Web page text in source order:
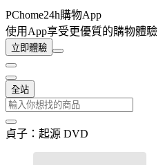
PChome24h購物App
使用App享受更優質的購物體驗
立即體驗
全站
貞子：起源 DVD